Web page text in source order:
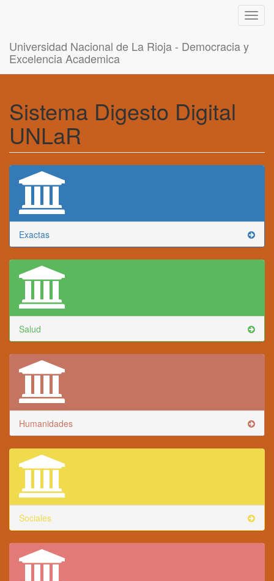
Universidad Nacional de La Rioja - Democracia y
Excelencia Academica
Sistema Digesto Digital
UNLaR
Exactas
Salud
Humanidades
Sociales